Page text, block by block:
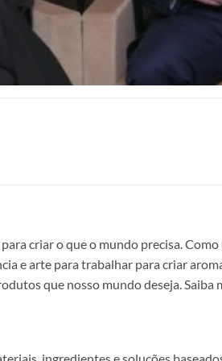
para criar o que o mundo precisa.
e arte para trabalhar para criar
que nosso mundo deseja. Saiba